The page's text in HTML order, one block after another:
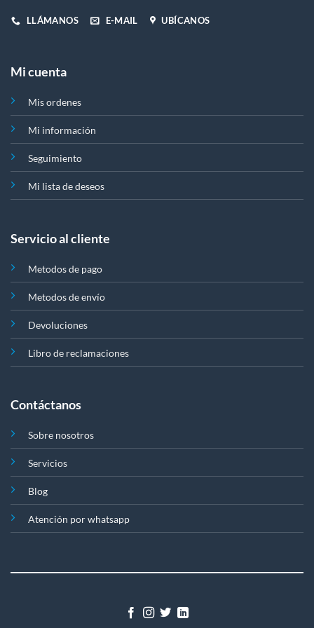
LLÁMANOS E-MAIL UBÍCANOS
Mi cuenta
Mis ordenes
Mi información
Seguimiento
Mi lista de deseos
Servicio al cliente
Metodos de pago
Metodos de envío
Devoluciones
Libro de reclamaciones
Contáctanos
Sobre nosotros
Servicios
Blog
Atención por whatsapp